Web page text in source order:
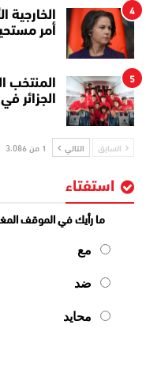
4
الخارجية
أمر
5
الجزائر
السابق التالي 1 من 3٬086
استفتاء
ما رأيك في الموقف
مع
ضد
محايد